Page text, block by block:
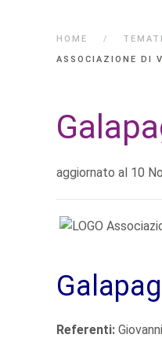
HOME
ASSOCIAZIONE DI
aggiornato al 10
Referenti: